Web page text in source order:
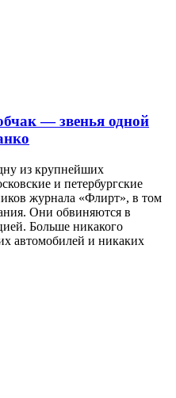
— звенья одной
из крупнейших
и петербургские
журнала «Флирт», в том
Они обвиняются в
Больше никакого
автомобилей и никаких